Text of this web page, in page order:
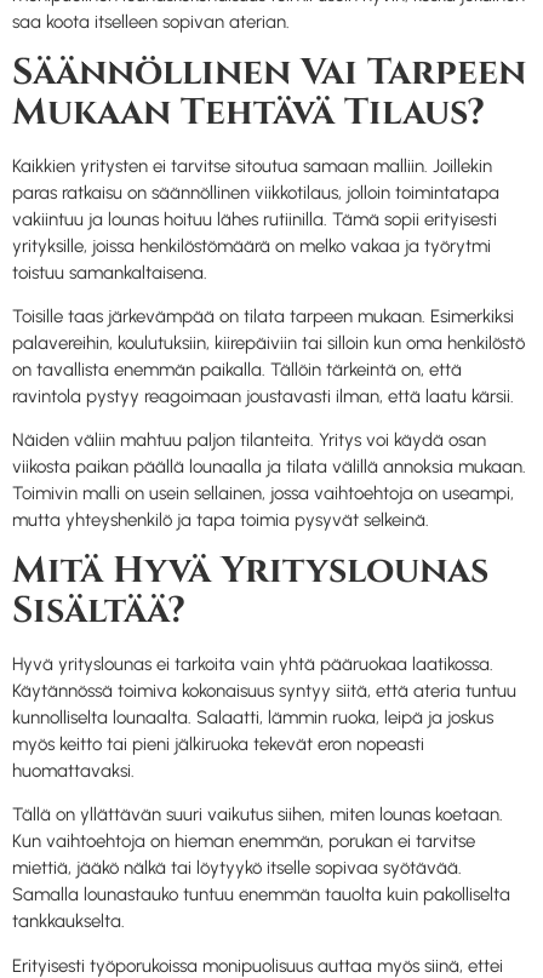
saa koota itselleen sopivan aterian.
Säännöllinen Vai Tarpeen
Mukaan Tehtävä Tilaus?
Kaikkien yritysten ei tarvitse sitoutua samaan malliin. Joillekin
paras ratkaisu on säännöllinen viikkotilaus, jolloin toimintatapa
vakiintuu ja lounas hoituu lähes rutiinilla. Tämä sopii erityisesti
yrityksille, joissa henkilöstömäärä on melko vakaa ja työrytmi
toistuu samankaltaisena.
Toisille taas järkevämpää on tilata tarpeen mukaan. Esimerkiksi
palavereihin, koulutuksiin, kiirepäiviin tai silloin kun oma henkilöstö
on tavallista enemmän paikalla. Tällöin tärkeintä on, että
ravintola pystyy reagoimaan joustavasti ilman, että laatu kärsii.
Näiden väliin mahtuu paljon tilanteita. Yritys voi käydä osan
viikosta paikan päällä lounaalla ja tilata välillä annoksia mukaan.
Toimivin malli on usein sellainen, jossa vaihtoehtoja on useampi,
mutta yhteyshenkilö ja tapa toimia pysyvät selkeinä.
Mitä Hyvä Yrityslounas
Sisältää?
Hyvä yrityslounas ei tarkoita vain yhtä pääruokaa laatikossa.
Käytännössä toimiva kokonaisuus syntyy siitä, että ateria tuntuu
kunnolliselta lounaalta. Salaatti, lämmin ruoka, leipä ja joskus
myös keitto tai pieni jälkiruoka tekevät eron nopeasti
huomattavaksi.
Tällä on yllättävän suuri vaikutus siihen, miten lounas koetaan.
Kun vaihtoehtoja on hieman enemmän, porukan ei tarvitse
miettiä, jääkö nälkä tai löytyykö itselle sopivaa syötävää.
Samalla lounastauko tuntuu enemmän tauolta kuin pakolliselta
tankkaukselta.
Erityisesti työporukoissa monipuolisuus auttaa myös siinä, ettei